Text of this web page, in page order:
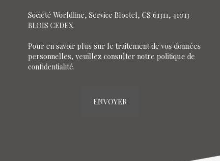
Société Worldline, Service Bloctel, CS 61311, 41013
BLOIS CEDEX.
Pour en savoir plus sur le traitement de vos données
personnelles, veuillez consulter notre politique de
confidentialité.
ENVOYER